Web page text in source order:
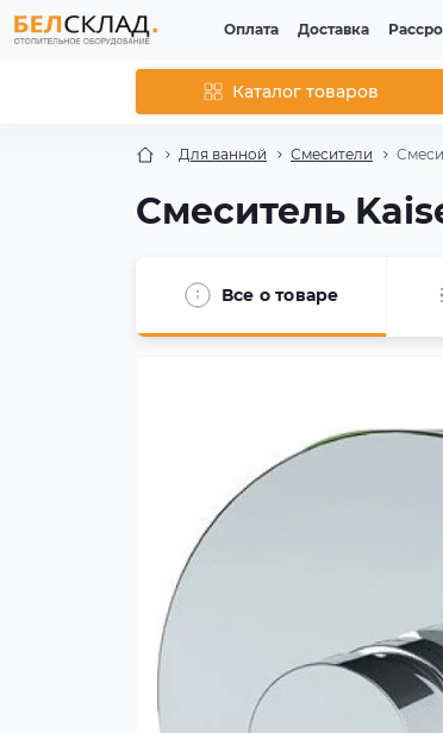
Оплата Доставка
Каталог товаров
Для ванной Смесители
Смеситель
Все о товаре